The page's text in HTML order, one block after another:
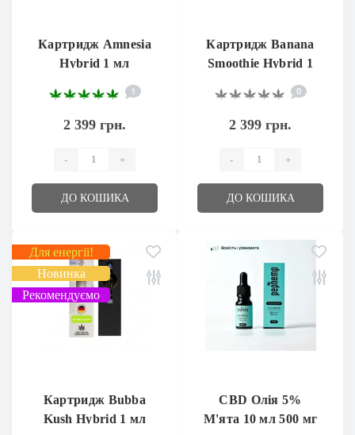
Картридж Amnesia
Hybrid 1 мл
1
2 399 грн.
- +
ДО КОШИКА
Картридж Banana
Smoothie Hybrid 1
0
2 399 грн.
- +
ДО КОШИКА
Для енергії!
Новинка
Рекомендуємо
Картридж Bubba
Kush Hybrid 1 мл
CBD Олія 5%
М'ята 10 мл 500 мг